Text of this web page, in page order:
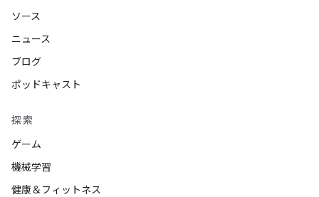
ソース
ニュース
ブログ
ポッドキャスト
探索
ゲーム
機械学習
健康＆フィットネス